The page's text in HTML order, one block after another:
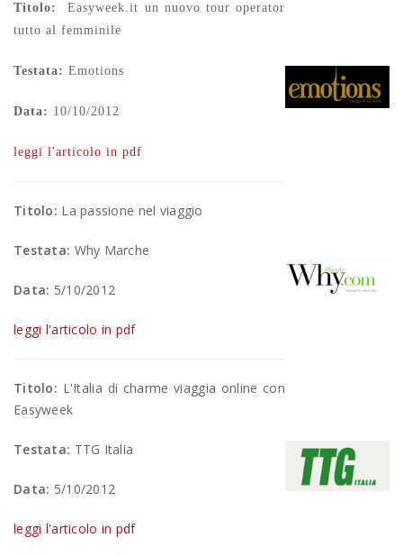
Titolo:
Easyweek.it un nuovo tour operator
tutto al femminile
Testata: Emotions
Data: 10/10/2012
leggi l'articolo in pdf
Titolo: La passione nel viaggio
Testata: Why Marche
Data: 5/10/2012
leggi l'articolo in pdf
Titolo: L'Italia di charme viaggia online con
Easyweek
Testata: TTG Italia
Data: 5/10/2012
leggi l'articolo in pdf